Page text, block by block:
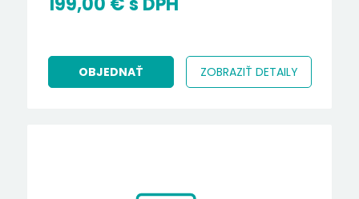
OBJEDNAŤ ZOBRAZIŤ DETAILY